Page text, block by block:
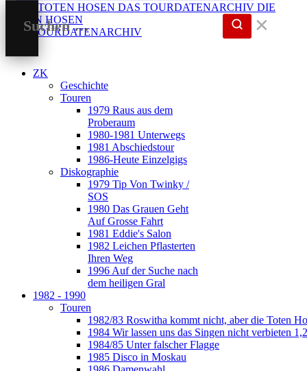
DIE
TOTEN HOSEN
DAS TOURDATENARCHIV
✕
ZK
Geschichte
Touren
1979 Raus aus dem
Proberaum
1980-1981 Unterwegs
1981 Abschiedstour
1986-Heute Einzelgigs
Diskographie
1979 Tip Von Twinky /
SOS
1980 Das Grauen Geht
Auf Grosse Fahrt
1981 Eddie's Salon
1982 Leichen Pflasterten
Ihren Weg
1996 Auf der Suche nach
dem heiligen Gral
1982 - 1990
Touren
1982/83 Roswitha kommt nicht, aber die Toten
1984 Wir lassen uns das Singen nicht verbieten
1984/85 Unter falscher Flagge
1985 Disco in Moskau